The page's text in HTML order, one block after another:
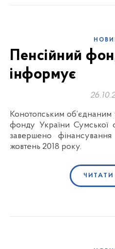
Пенсійний
інформує
Конотопським об’єднаним управлінням Пенсійного
фонду України Сумської
завершено
жовтень 2018 року.
ЧИТАТИ